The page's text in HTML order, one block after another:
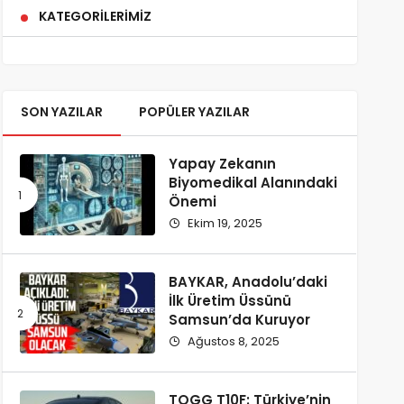
KATEGORILERIMIZ
SON YAZILAR POPÜLER YAZILAR
Yapay Zekanın
Biyomedikal Alanındaki
Önemi
Ekim 19, 2025
BAYKAR, Anadolu’daki
İlk Üretim Üssünü
Samsun’da Kuruyor
Ağustos 8, 2025
TOGG T10F: Türkiye’nin